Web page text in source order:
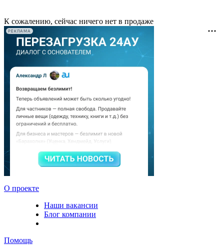
К сожалению, сейчас ничего нет в продаже
РЕКЛАМА
О проекте
Наши вакансии
Блог компании
Помощь